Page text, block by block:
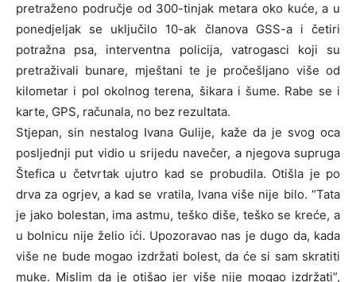
pretraženo područje od 300-tinjak metara oko kuće, a u
ponedjeljak se uključilo 10-ak članova GSS-a i četiri
potražna psa, interventna policija, vatrogasci koji su
pretraživali bunare, mještani te je pročešljano više od
kilometar i pol okolnog terena, šikara i šume. Rabe se i
karte, GPS, računala, no bez rezultata.
Stjepan, sin nestalog Ivana Gulije, kaže da je svog oca
posljednji put vidio u srijedu navečer, a njegova supruga
Štefica u četvrtak ujutro kad se probudila. Otišla je po
drva za ogrjev, a kad se vratila, Ivana više nije bilo. “Tata
je jako bolestan, ima astmu, teško diše, teško se kreće, a
u bolnicu nije želio ići. Upozoravao nas je dugo da, kada
više ne bude mogao izdržati bolest, da će si sam skratiti
muke. Mislim da je otišao jer više nije mogao izdržati”,